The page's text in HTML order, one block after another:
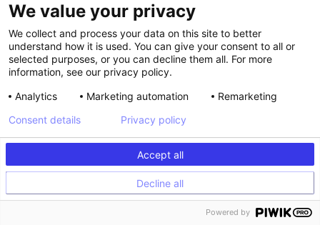
Feature Experimentation
L'IA & l'A/B testing
Client-Side vs Server-Side
RESSOURCES
Success Stories
Academy
Dev Docs
ENTREPRISE
À propos
Carrière
Nous contacter
Support
INFORMATIONS LÉGALES
We value your privacy
We collect and process your data on this site to better
understand how it is used. You can give your consent to all or
selected purposes, or you can decline them all. For more
information, see our privacy policy.
Analytics
Marketing automation Remarketing
Accept all
Decline all
Consent details Privacy policy
Powered by